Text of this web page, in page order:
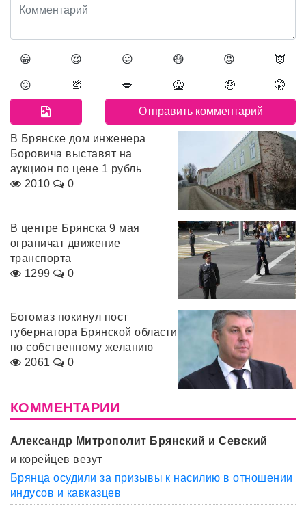
😀 😍 😛 😷 😡 👿
😖 💩 💋 🤮 🤑 🤫
В Брянске дом инженера
Боровича выставят на
аукцион по цене 1 рубль
2010
0
В центре Брянска 9 мая
ограничат движение
транспорта
1299
0
Богомаз покинул пост
губернатора Брянской области
по собственному желанию
2061
0
КОММЕНТАРИИ
Александр Митрополит Брянский и Севский
и корейцев везут
Брянца осудили за призывы к насилию в отношении
индусов и кавказцев